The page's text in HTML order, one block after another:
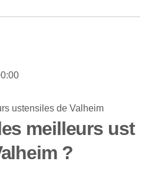
meilleurs ust
?